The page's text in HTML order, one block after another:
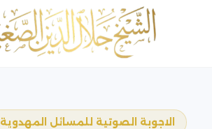
الاجوبة الصوتية للمسائل المهدوية